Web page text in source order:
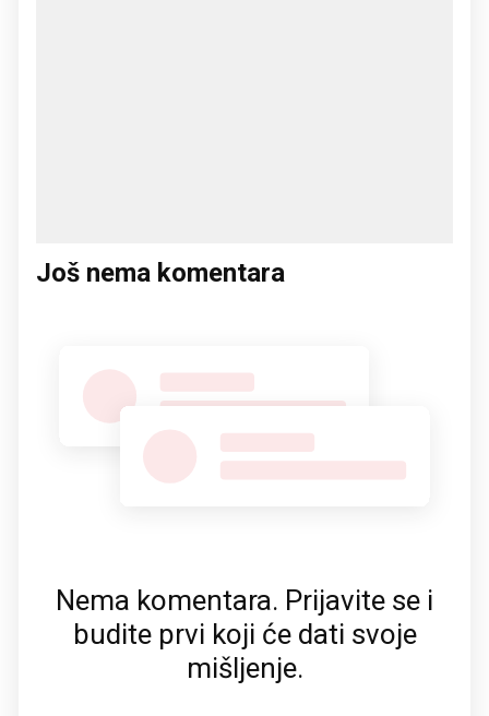
Još nema komentara
Nema komentara. Prijavite se i
budite prvi koji će dati svoje
mišljenje.